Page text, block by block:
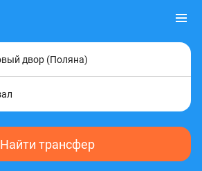
Найти трансфер